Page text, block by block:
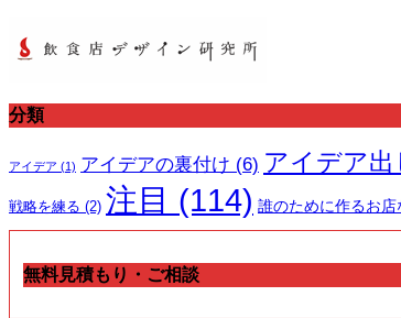
分類
アイデア (1) アイデアの裏付け (6) アイデア出
戦略を練る (2) 注目 (114) 誰のために作るお店
無料見積もり・ご相談